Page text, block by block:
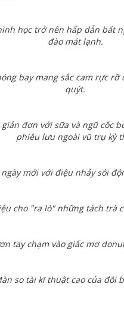
học trở nên hấp dẫn bất
đào mát lạnh.
bay mang sắc cam rực rỡ
quýt.
giản đơn với sữa và ngũ cốc
phiêu lưu ngoài vũ trụ kỳ
mới với điệu nhảy sôi
cho "ra lò" những tách trà
tay chạm vào giấc mơ
so tài kĩ thuật cao của đôi